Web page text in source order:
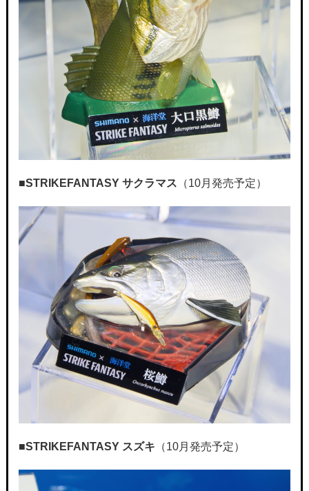
■STRIKEFANTASY サクラマス （10月発売予定）
■STRIKEFANTASY スズキ （10月発売予定）